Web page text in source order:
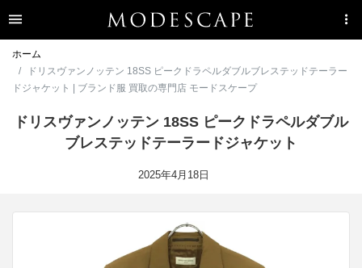
ホーム
ドリスヴァンノッテン 18SS ピークドラペルダブルブレステッドテーラー
ドジャケット | ブランド服 買取の専門店 モードスケープ
ドリスヴァンノッテン 18SS ピークドラペルダブル
ブレステッドテーラードジャケット
2025年4月18日